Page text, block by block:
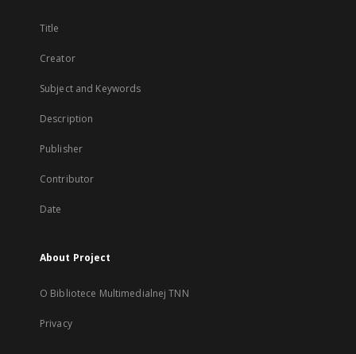
Title
Creator
Subject and Keywords
Description
Publisher
Contributor
Date
About Project
O Bibliotece Multimedialnej TNN
Privacy